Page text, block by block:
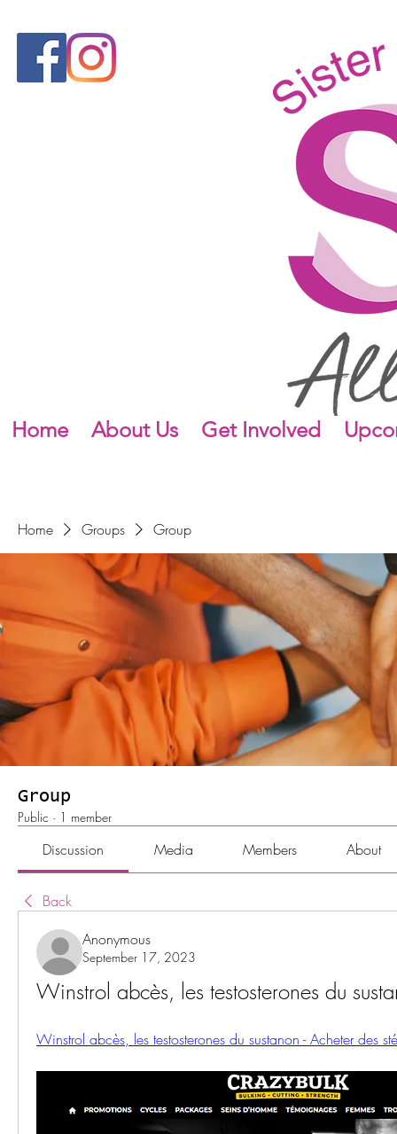
Home About Us Get Involved
Home Groups Group
Group
Public · 1 member
Discussion Media Members About
Back
Anonymous
September 17, 2023
Winstrol abcès, les testosterones du
Winstrol abcès, les testosterones du sustanon - Acheter des